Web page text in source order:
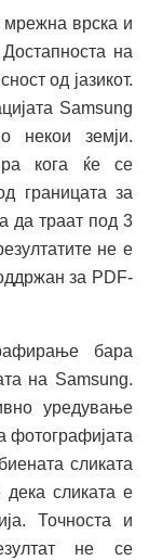
врска и
на
од јазикот.
Samsung
некои земји.
кога ќе се
границата за
да траат под 3
не е
за PDF-
бара
на Samsung.
уредување
фотографијата
сликата
сликата е
Точноста и
не се